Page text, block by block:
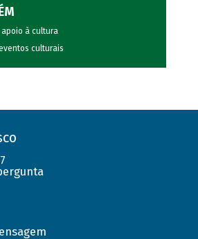
apoio à cultura
culturais